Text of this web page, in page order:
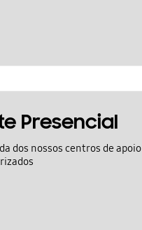
Presencial
dos nossos centros de apoio